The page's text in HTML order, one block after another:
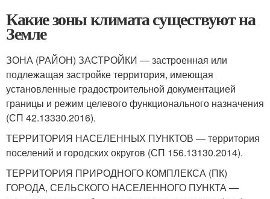
Какие зоны климата существуют на
Земле
ЗОНА (РАЙОН) ЗАСТРОЙКИ — застроенная или
подлежащая застройке территория, имеющая
установленные градостроительной документацией
границы и режим целевого функционального назначения
(СП 42.13330.2016).
ТЕРРИТОРИЯ НАСЕЛЕННЫХ ПУНКТОВ — территория
поселений и городских округов (СП 156.13130.2014).
ТЕРРИТОРИЯ ПРИРОДНОГО КОМПЛЕКСА (ПК)
ГОРОДА, СЕЛЬСКОГО НАСЕЛЕННОГО ПУНКТА —